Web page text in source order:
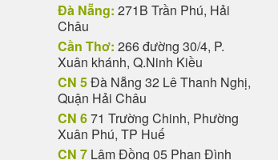
Đà Nẵng: 271B Trần Phú, Hải
Châu
Cần Thơ: 266 đường 30/4, P.
Xuân khánh, Q.Ninh Kiều
CN 5Đà Nẵng 32 Lê Thanh Nghị,
Quận Hải Châu
CN 671 Trường Chinh, Phường
Xuân Phú, TP Huế
CN 7 Lâm Đồng 05 Phan Đình